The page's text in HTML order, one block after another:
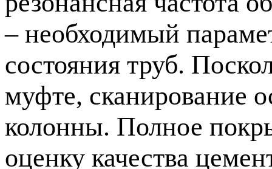
– необходимый
состояния труб.
муфте, сканирование
колонны. Полное
оценку качества